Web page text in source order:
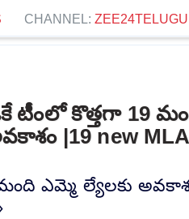
CHANNEL:
టీంలో కొత్తగా 19
|19 new
ఎమ్మె ల్యేలకు